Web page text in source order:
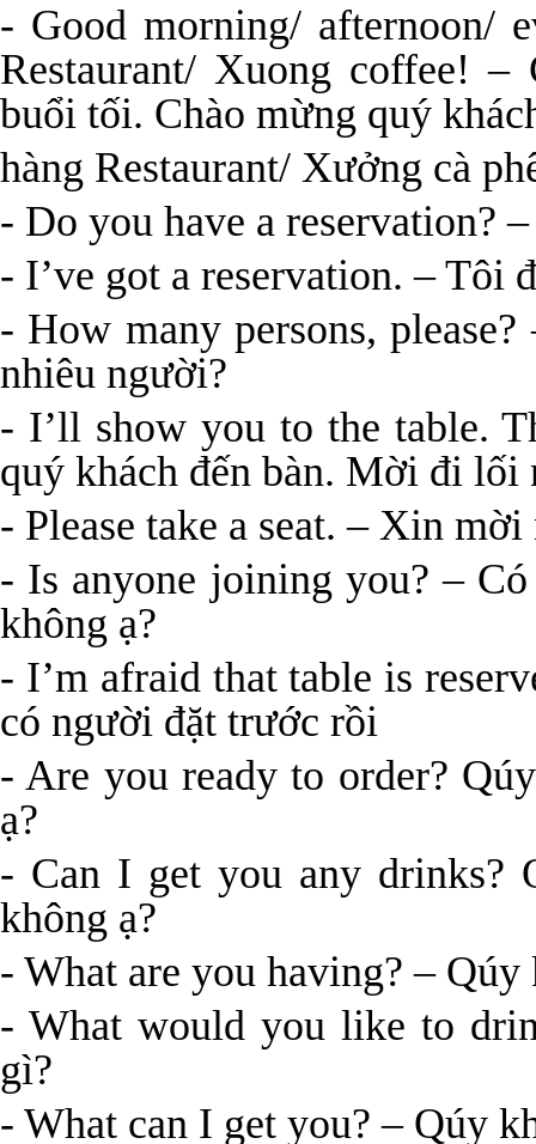
- Good morning/ afternoon/
Restaurant/ Xuong coffee!
buổi tối. Chào mừng quý
hàng Restaurant/ Xưởng cà
- Do you have a reservation?
- I’ve got a reservation. – Tôi
- How many persons,
nhiêu người?
- I’ll show you to the table.
quý khách đến bàn. Mời đi lối
- Please take a seat. – Xin
- Is anyone joining you? –
không ạ?
- I’m afraid that table is
có người đặt trước rồi
- Are you ready to order?
ạ?
- Can I get you any drinks?
không ạ?
- What are you having? – Qúy
- What would you like to
gì?
- What can I get you? – Qúy